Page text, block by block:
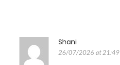
Shani
26/07/2026 at 21:49